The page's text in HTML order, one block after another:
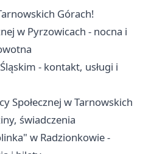
Górach!
w Pyrzowicach - nocna i
- kontakt, usługi i
Społecznej w Tarnowskich
świadczenia
w Radzionkowie -